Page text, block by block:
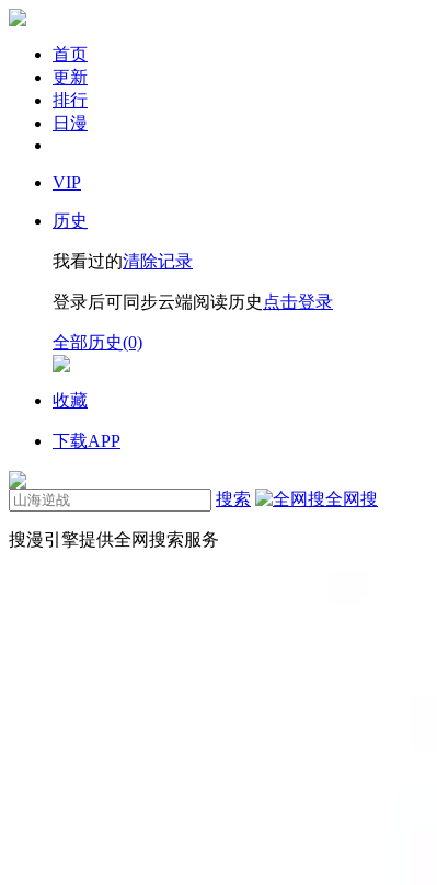
首页
更新
排行
日漫
VIP
历史
我看过的清除记录
登录后可同步云端阅读历史 点击登录
全部历史(0)
收藏
下载APP
搜索 全网搜
搜漫引擎提供全网搜索服务